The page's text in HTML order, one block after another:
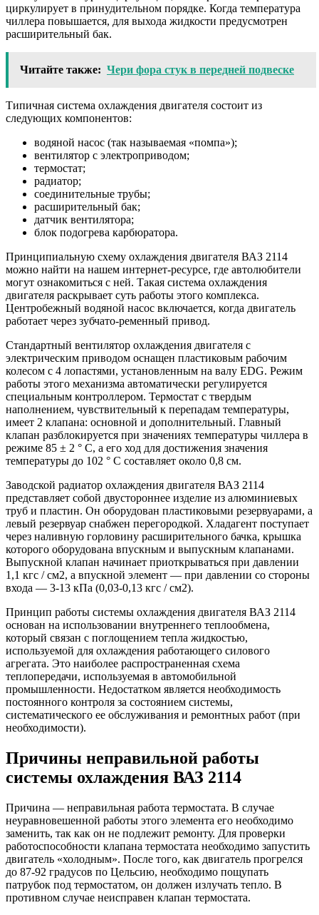
циркулирует в принудительном порядке. Когда температура
чиллера повышается, для выхода жидкости предусмотрен
расширительный бак.
Читайте также: Чери фора стук в передней подвеске
Типичная система охлаждения двигателя состоит из
следующих компонентов:
водяной насос (так называемая «помпа»);
вентилятор с электроприводом;
термостат;
радиатор;
соединительные трубы;
расширительный бак;
датчик вентилятора;
блок подогрева карбюратора.
Принципиальную схему охлаждения двигателя ВАЗ 2114
можно найти на нашем интернет-ресурсе, где автолюбители
могут ознакомиться с ней. Такая система охлаждения
двигателя раскрывает суть работы этого комплекса.
Центробежный водяной насос включается, когда двигатель
работает через зубчато-ременный привод.
Стандартный вентилятор охлаждения двигателя с
электрическим приводом оснащен пластиковым рабочим
колесом с 4 лопастями, установленным на валу EDG. Режим
работы этого механизма автоматически регулируется
специальным контроллером. Термостат с твердым
наполнением, чувствительный к перепадам температуры,
имеет 2 клапана: основной и дополнительный. Главный
клапан разблокируется при значениях температуры чиллера в
режиме 85 ± 2 ° С, а его ход для достижения значения
температуры до 102 ° С составляет около 0,8 см.
Заводской радиатор охлаждения двигателя ВАЗ 2114
представляет собой двустороннее изделие из алюминиевых
труб и пластин. Он оборудован пластиковыми резервуарами, а
левый резервуар снабжен перегородкой. Хладагент поступает
через наливную горловину расширительного бачка, крышка
которого оборудована впускным и выпускным клапанами.
Выпускной клапан начинает приоткрываться при давлении
1,1 кгс / см2, а впускной элемент — при давлении со стороны
входа — 3-13 кПа (0,03-0,13 кгс / см2).
Принцип работы системы охлаждения двигателя ВАЗ 2114
основан на использовании внутреннего теплообмена,
который связан с поглощением тепла жидкостью,
используемой для охлаждения работающего силового
агрегата. Это наиболее распространенная схема
теплопередачи, используемая в автомобильной
промышленности. Недостатком является необходимость
постоянного контроля за состоянием системы,
систематического ее обслуживания и ремонтных работ (при
необходимости).
Причины неправильной работы
системы охлаждения ВАЗ 2114
Причина — неправильная работа термостата. В случае
неуравновешенной работы этого элемента его необходимо
заменить, так как он не подлежит ремонту. Для проверки
работоспособности клапана термостата необходимо запустить
двигатель «холодным». После того, как двигатель прогрелся
до 87-92 градусов по Цельсию, необходимо пощупать
патрубок под термостатом, он должен излучать тепло. В
противном случае неисправен клапан термостата.